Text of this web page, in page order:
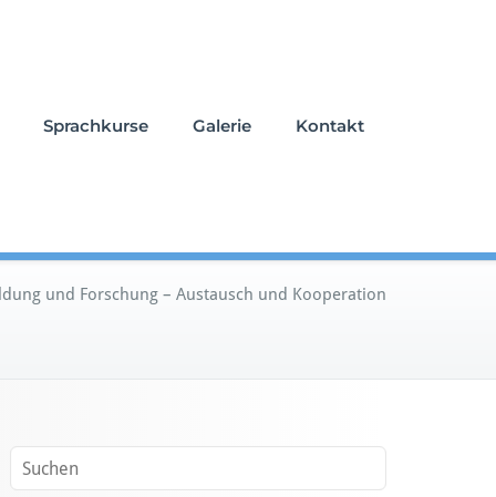
Sprachkurse Galerie Kontakt
und Forschung – Austausch und Kooperation